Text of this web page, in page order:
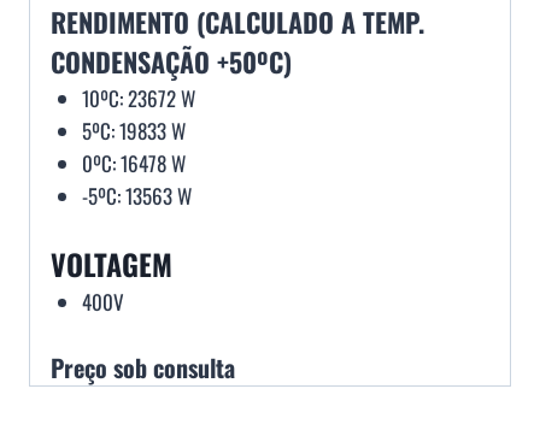
RENDIMENTO (CALCULADO A TEMP.
CONDENSAÇÃO +50ºC)
10ºC: 23672 W
5ºC: 19833 W
0ºC: 16478 W
-5ºC: 13563 W
VOLTAGEM
400V
Preço sob consulta